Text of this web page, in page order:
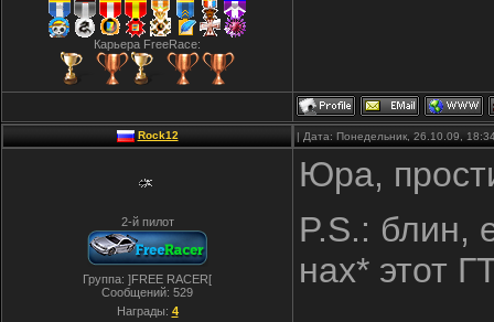
Карьера FreeRace:
Rock12 | Дата: Понедельник, 26.10.09,
2-й пилот
Группа: ]FREE RACER[
Сообщений: 529
Награды: 4
Юра,
P.S.: блин,
нах* этот